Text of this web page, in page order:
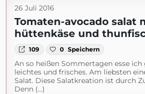
26 Juli 2016
Tomaten-avocado salat
hüttenkäse und
109 0 Speichern
An so heißen Sommertagen esse ich
leichtes und frisches. Am liebsten
Salat. Diese Salatkreation ist durch
Denn (...)